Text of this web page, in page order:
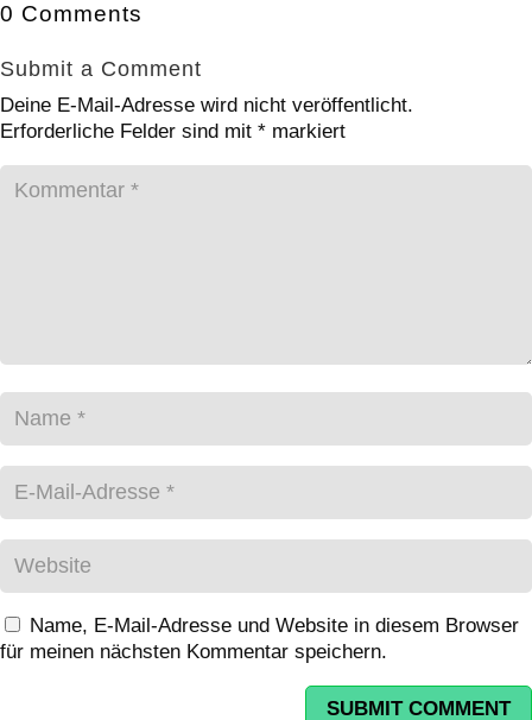
0 Comments
Submit a Comment
Deine E-Mail-Adresse wird nicht veröffentlicht.
Erforderliche Felder sind mit * markiert
Name, E-Mail-Adresse und Website in diesem Browser
für meinen nächsten Kommentar speichern.
SUBMIT COMMENT